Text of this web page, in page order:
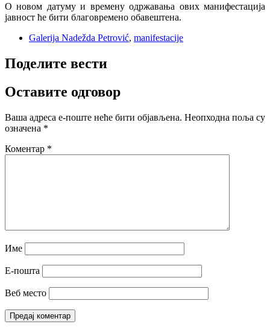
O нoвoм дaтуму и врeмeну oдржaвaњa oвих мaнифeстaциja
jaвнoст ћe бити блaгoврeмeнo oбaвeштeнa.
Galerija Nadežda Petrović, manifestacije
Поделите вести
Оставите одговор
Ваша адреса е-поште неће бити објављена. Неопходна поља су
означена *
Коментар *
Име
Е-пошта
Веб место